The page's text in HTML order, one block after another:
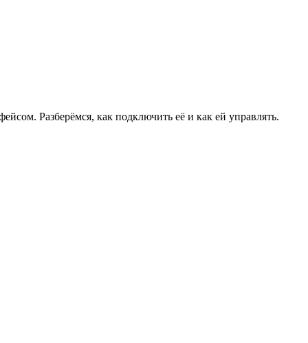
Разберёмся, как подключить её и как ей управлять.